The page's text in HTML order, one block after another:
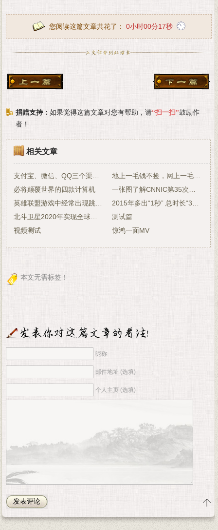
您阅读这篇文章共花了： 0小时00分17秒
捐赠支持： 如果觉得这篇文章对您有帮助，请“扫一扫”鼓励作
者！
相关文章
支付宝、微信、QQ三个渠道春节发放规则和金额
地上一毛钱不捡，网上一毛钱为何要抢？
必将颠覆世界的四款计算机
一张图了解CNNIC第35次中国互联网统计报告
英雄联盟游戏中经常出现跳帧和卡屏解决方法
2015年多出“1秒” 总时长“365天＋1秒”
北斗卫星2020年实现全球导航
测试篇
视频测试
惊鸿一面MV
本文无需标签！
昵称
邮件地址 (选填)
个人主页 (选填)